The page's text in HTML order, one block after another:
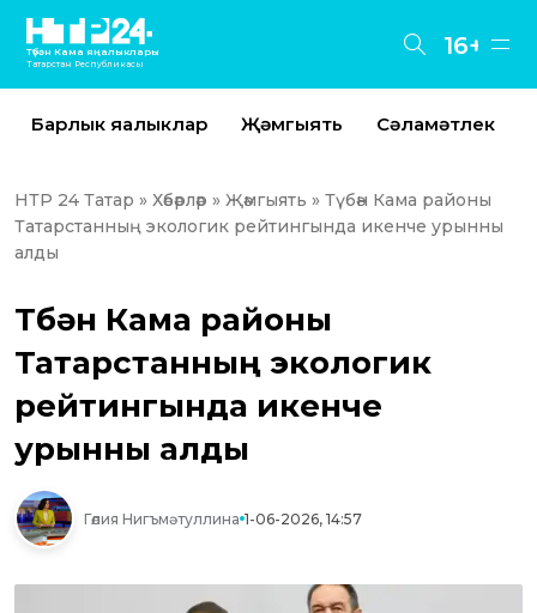
Түбән Кама яңалыклары
Татарстан Республикасы
16+
Барлык яңалыклар Җәмгыять Сәламәтлек
НТР 24 Татар » Хәбәрләр » Җәмгыять » Түбән Кама районы
Татарстанның экологик рейтингында икенче урынны
алды
Түбән Кама районы
Татарстанның экологик
рейтингында икенче
урынны алды
Гөлия Нигъмәтуллина 1-06-2026, 14:57